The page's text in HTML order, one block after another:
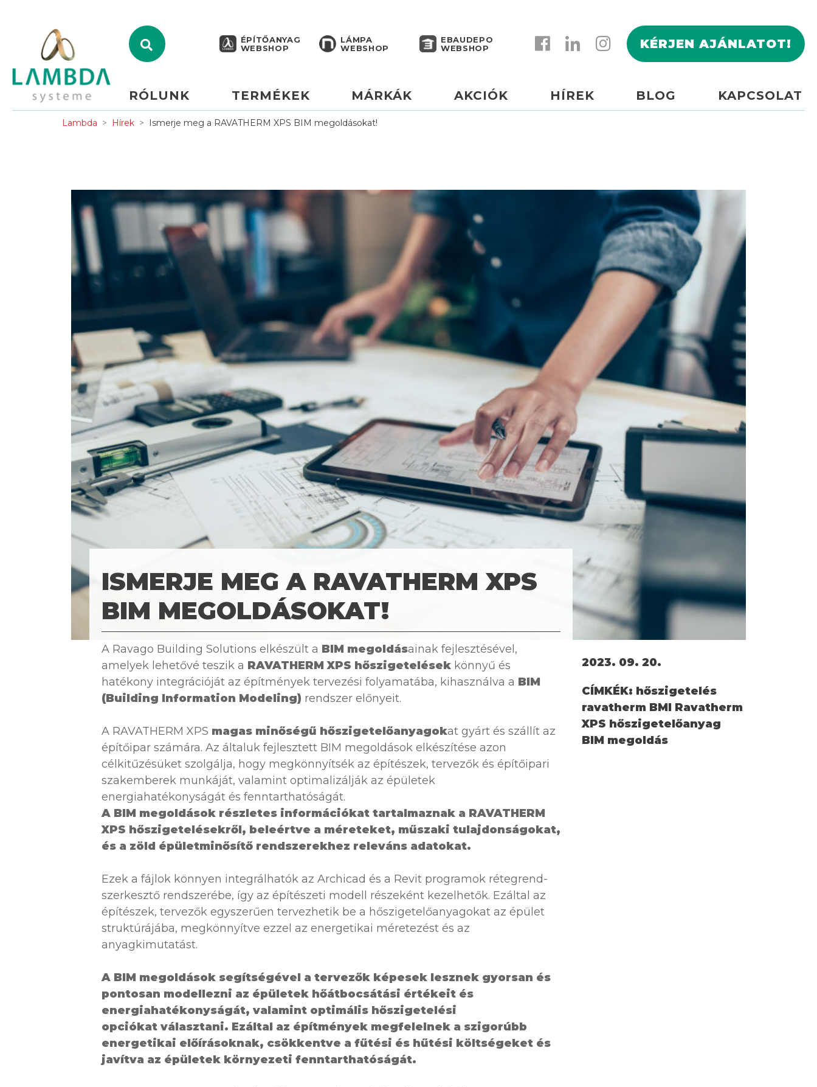
ÉPÍTŐANYAG
WEBSHOP
LÁMPA
WEBSHOP
EBAUDEPO
WEBSHOP
KÉRJEN AJÁNLATOT!
RÓLUNK TERMÉKEK MÁRKÁK AKCIÓK HÍREK BLOG KAPCSOLAT
Lambda Hírek Ismerje meg a RAVATHERM XPS BIM megoldásokat!
ISMERJE MEG A RAVATHERM XPS
BIM MEGOLDÁSOKAT!
A Ravago Building Solutions elkészült a BIM megoldásainak fejlesztésével,
amelyek lehetővé teszik a RAVATHERM XPS hőszigetelések könnyű és
hatékony integrációját az építmények tervezési folyamatába, kihasználva a BIM
(Building Information Modeling) rendszer előnyeit.
A RAVATHERM XPS magas minőségű hőszigetelőanyagokat gyárt és szállít az
építőipar számára. Az általuk fejlesztett BIM megoldások elkészítése azon
célkitűzésüket szolgálja, hogy megkönnyítsék az építészek, tervezők és építőipari
szakemberek munkáját, valamint optimalizálják az épületek
energiahatékonyságát és fenntarthatóságát.
A BIM megoldások részletes információkat tartalmaznak a RAVATHERM
XPS hőszigetelésekről, beleértve a méreteket, műszaki tulajdonságokat,
és a zöld épületminősítő rendszerekhez releváns adatokat.
Ezek a fájlok könnyen integrálhatók az Archicad és a Revit programok rétegrend-
szerkesztő rendszerébe, így az építészeti modell részeként kezelhetők. Ezáltal az
építészek, tervezők egyszerűen tervezhetik be a hőszigetelőanyagokat az épület
struktúrájába, megkönnyítve ezzel az energetikai méretezést és az
anyagkimutatást.
A BIM megoldások segítségével a tervezők képesek lesznek gyorsan és
pontosan modellezni az épületek hőátbocsátási értékeit és
energiahatékonyságát, valamint optimális hőszigetelési
opciókat választani. Ezáltal az építmények megfelelnek a szigorúbb
energetikai előírásoknak, csökkentve a fűtési és hűtési költségeket és
javítva az épületek környezeti fenntarthatóságát.
2023. 09. 20.
CÍMKÉK: hőszigetelés
ravatherm BMI Ravatherm
XPS hőszigetelőanyag
BIM megoldás